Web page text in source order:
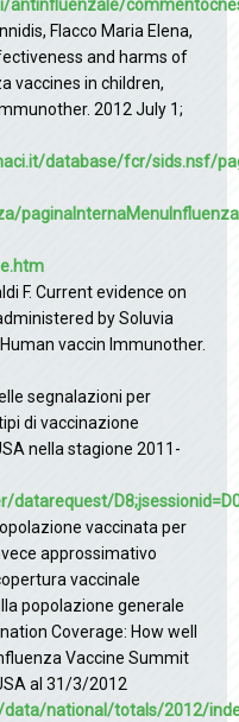
antinfluenzale/
Flacco Maria Elena,
and harms of
vaccines in children,
2012 July 1;
database/fcr/sids.nsf/
F. Current evidence on
by Soluvia
vaccin Immunother.
segnalazioni per
di vaccinazione
nella stagione 2011-
vaccinata per
approssimativo
vaccinale
popolazione generale
Coverage: How well
Vaccine Summit
al 31/3/2012
data/national/totals/2012/